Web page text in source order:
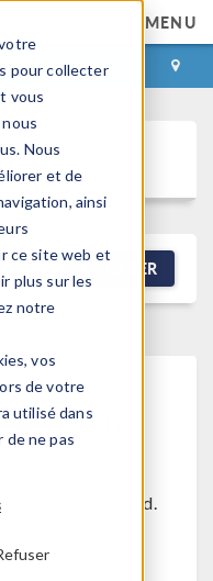
pour collecter
vous
Nous
et de
ainsi
ce site web et
plus sur les
notre
vos
de votre
utilisé dans
de ne pas
MENU
CONTACT
FILTRER
be
be displayed.